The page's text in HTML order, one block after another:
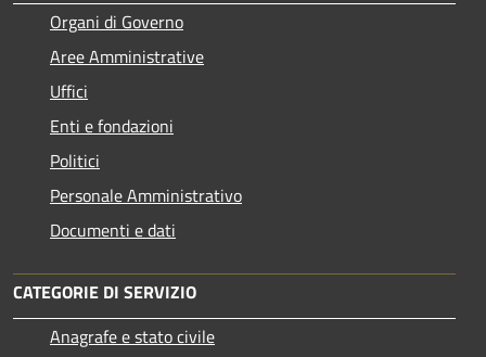
Organi di Governo
Aree Amministrative
Uffici
Enti e fondazioni
Politici
Personale Amministrativo
Documenti e dati
CATEGORIE DI SERVIZIO
Anagrafe e stato civile